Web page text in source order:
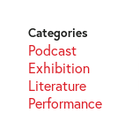
Categories
Podcast
Exhibition
Literature
Performance